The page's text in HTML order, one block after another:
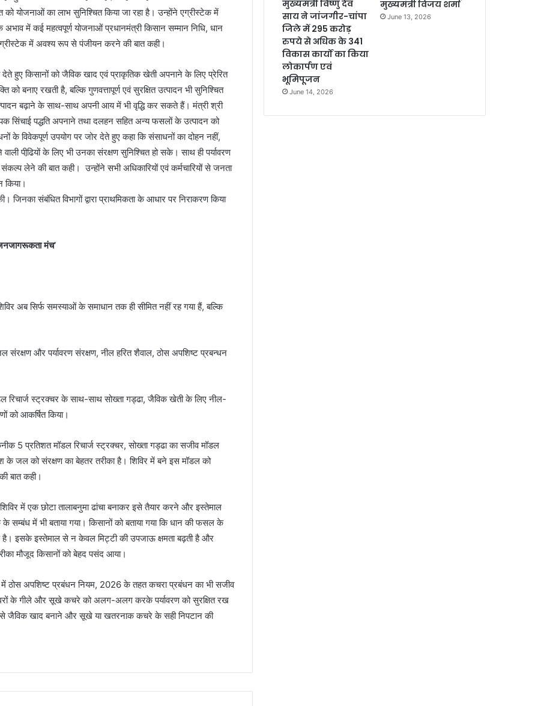
योजनाओं का लाभ सुनिश्चित किया जा रहा है। उन्होंने एग्रीस्टेक में
में कई महत्वपूर्ण योजनाओं प्रधानमंत्री किसान सम्मान निधि, धान
में अवश्य रूप से पंजीयन करने की बात कही।
देते हुए किसानों को जैविक खाद एवं प्राकृतिक खेती अपनाने के लिए प्रेरित
बनाए रखती है, बल्कि गुणवत्तापूर्ण एवं सुरक्षित उत्पादन भी सुनिश्चित
बढ़ाने के साथ-साथ अपनी आय में भी वृद्धि कर सकते हैं। मंत्री श्री
सिंचाई पद्धति अपनाने तथा दलहन सहित अन्य फसलों के उत्पादन को
के विवेकपूर्ण उपयोग पर जोर देते हुए कहा कि संसाधनों का दोहन नहीं,
पीढि़यों के लिए भी उनका संरक्षण सुनिश्चित हो सके। साथ ही पर्यावरण
लेने की बात कही। उन्होंने सभी अधिकारियों एवं कर्मचारियों से जनता
किया।
संबंधित विभागों द्वारा प्राथमिकता के आधार पर निराकरण किया
मंच’
अब सिर्फ समस्याओं के समाधान तक ही सीमित नहीं रह गया हैं, बल्कि
और पर्यावरण संरक्षण, नील हरित शैवाल, ठोस अपशिष्ट प्रबन्धन
स्ट्रक्चर के साथ-साथ सोख्ता गड्ढा, जैविक खेती के लिए नील-
को आकर्षित किया।
प्रतिशत मॉडल रिचार्ज स्ट्रक्चर, सोख्ता गड्ढा का सजीव मॉडल
के जल को संरक्षण का बेहतर तरीका है। शिविर में बने इस मॉडल को
बात कही।
में एक छोटा तालाबनुमा ढांचा बनाकर इसे तैयार करने और इस्तेमाल
सम्बंध में भी बताया गया। किसानों को बताया गया कि धान की फसल के
है। इसके इस्तेमाल से न केवल मिट्टी की उपजाऊ क्षमता बढ़ती है और
मौजूद किसानों को बेहद पसंद आया।
ठोस अपशिष्ट प्रबंधन नियम, 2026 के तहत कचरा प्रबंधन का भी सजीव
घरों के गीले और सूखे कचरे को अलग-अलग करके पर्यावरण को सुरक्षित रख
खाद बनाने और सूखे या खतरनाक कचरे के सही निपटान की
मुख्यमंत्री विष्णु देव
साय ने जांजगीर-चांपा
जिले में 295 करोड़
रुपये से अधिक के 341
विकास कार्यों का किया
लोकार्पण एवं
भूमिपूजन
June 14, 2026
मुख्यमंत्री विजय शर्मा
June 13, 2026